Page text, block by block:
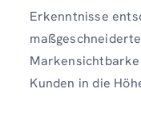
Erkenntnisse
Kunden in die